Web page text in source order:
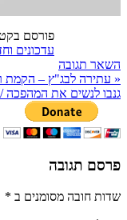
פורסם
עדכונים
השאר תגובה
« עתירה לבג"ץ – הקמת
גנבו לנשים את המהפכה
פרסם תגובה
שדות חובה מסומנים ב *